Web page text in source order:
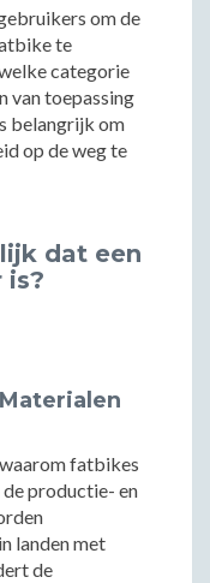
om de
te
categorie
van toepassing
belangrijk om
op de weg te
dat een
is?
fatbikes
productie- en
landen met
de